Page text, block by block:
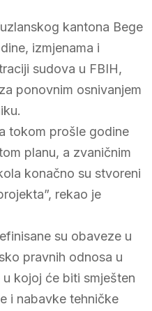
kantona Bege
izmjenama i
sudova u FBIH,
ponovnim osnivanjem
tokom prošle godine
planu, a zvaničnim
konačno su stvoreni
rekao je
su obaveze u
pravnih odnosa u
kojoj će biti smješten
i nabavke tehničke